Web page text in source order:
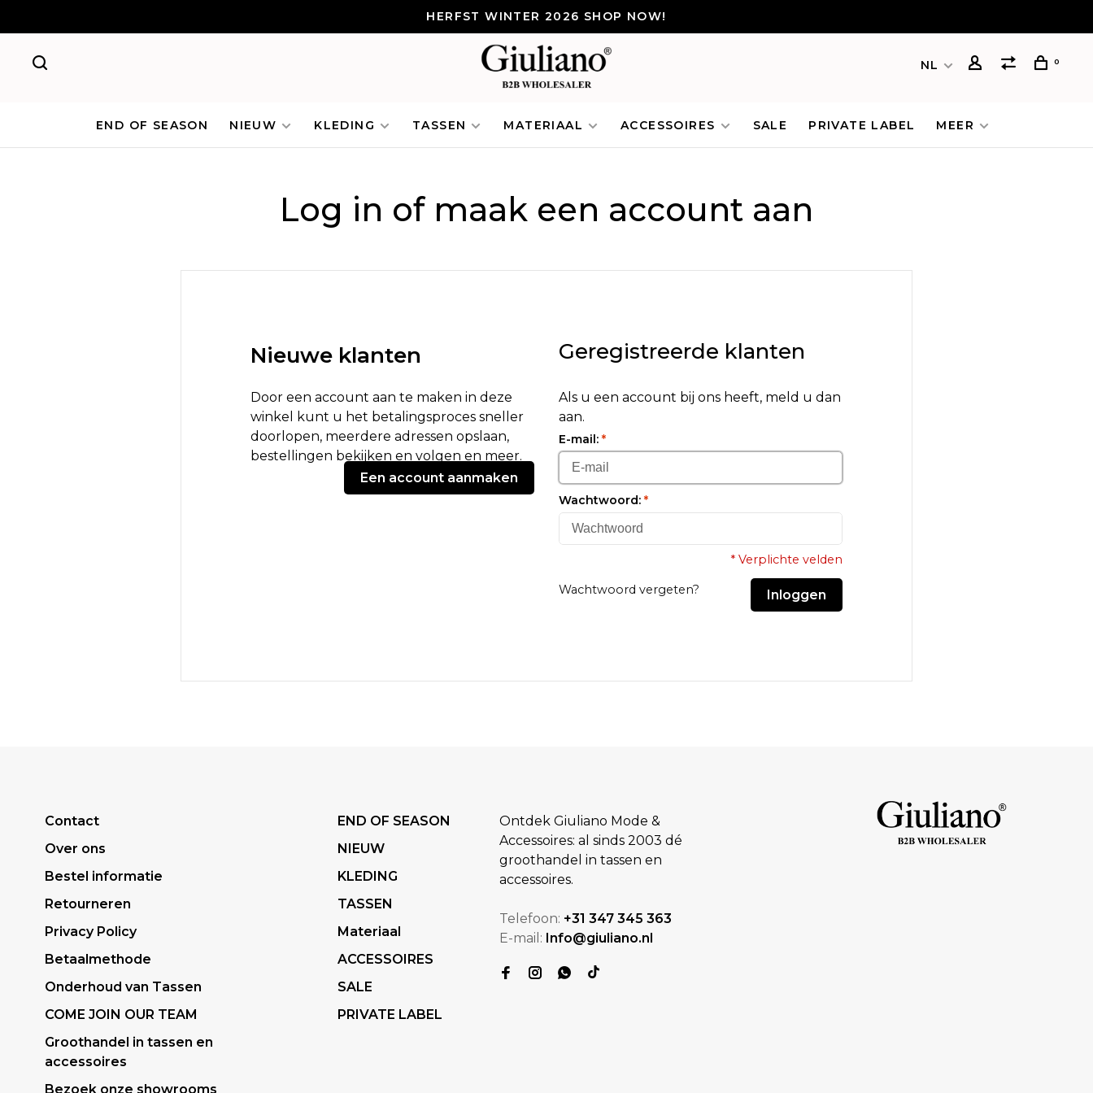
HERFST WINTER 2026 SHOP NOW!
NL 0
END OF SEASON NIEUW KLEDING TASSEN MATERIAAL ACCESSOIRES SALE PRIVATE LABEL MEER
Log in of maak een account aan
Nieuwe klanten
Door een account aan te maken in deze
winkel kunt u het betalingsproces sneller
doorlopen, meerdere adressen opslaan,
bestellingen bekijken en volgen en meer.
Een account aanmaken
Geregistreerde klanten
Als u een account bij ons heeft, meld u dan
aan.
E-mail: *
Wachtwoord: *
* Verplichte velden
Wachtwoord vergeten? Inloggen
Contact
Over ons
Bestel informatie
Retourneren
Privacy Policy
Betaalmethode
Onderhoud van Tassen
COME JOIN OUR TEAM
Groothandel in tassen en
accessoires
Bezoek onze showrooms
END OF SEASON
NIEUW
KLEDING
TASSEN
Materiaal
ACCESSOIRES
SALE
PRIVATE LABEL
Ontdek Giuliano Mode &
Accessoires: al sinds 2003 dé
groothandel in tassen en
accessoires.
Telefoon: +31 347 345 363
E-mail: Info@giuliano.nl